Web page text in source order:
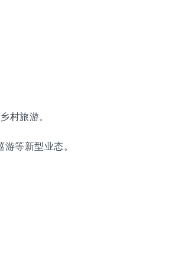
村旅游。
等新型业态。